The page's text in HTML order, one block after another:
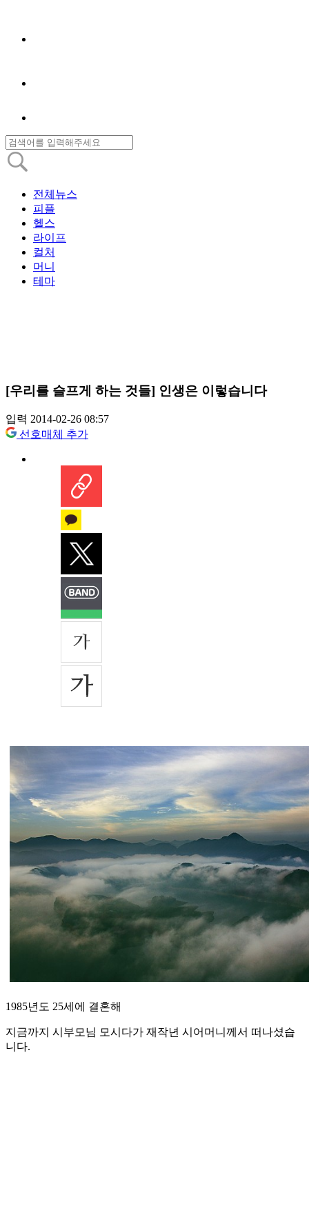
전체뉴스
피플
헬스
라이프
컬처
머니
테마
[우리를 슬프게 하는 것들] 인생은 이렇습니다
입력 2014-02-26 08:57
선호매체 추가
1985년도 25세에 결혼해
지금까지 시부모님 모시다가 재작년 시어머니께서 떠나셨습
니다.